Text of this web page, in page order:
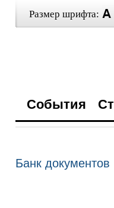
Размер шрифта:
События
Банк